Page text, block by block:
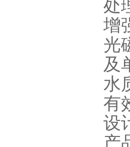
处
增
光
及
水
有
设
产